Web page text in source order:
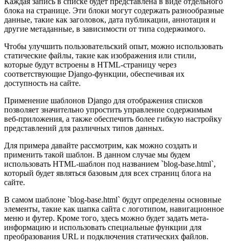
блока на странице. Эти блоки могут содержать разнообразные
данные, такие как заголовок, дата публикации, аннотация и
другие метаданные, в зависимости от типа содержимого.
Чтобы улучшить пользовательский опыт, можно использовать
статические файлы, такие как изображения или стили,
которые будут встроены в HTML-страницу через
соответствующие Django-функции, обеспечивая их
доступность на сайте.
Применение шаблонов Django для отображения списков
позволяет значительно упростить управление содержимым
веб-приложения, а также обеспечить более гибкую настройку
представлений для различных типов данных.
Для примера давайте рассмотрим, как можно создать и
применить такой шаблон. В данном случае мы будем
использовать HTML-шаблон под названием `blog-base.html`,
который будет являться базовым для всех страниц блога на
сайте.
В самом шаблоне `blog-base.html` будут определены основные
элементы, такие как шапка сайта с логотипом, навигационное
меню и футер. Кроме того, здесь можно будет задать мета-
информацию и использовать специальные функции для
преобразования URL и подключения статических файлов.